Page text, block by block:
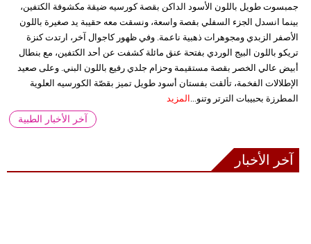
جمبسوت طويل باللون الأسود الداكن بقصة كورسيه ضيقة مكشوفة الكتفين،
بينما انسدل الجزء السفلي بقصة واسعة، ونسقت معه حقيبة يد صغيرة باللون
الأصفر الزبدي ومجوهرات ذهبية ناعمة. وفي ظهور كاجوال آخر، ارتدت كنزة
تريكو باللون البيج الوردي بفتحة عنق مائلة كشفت عن أحد الكتفين، مع بنطال
أبيض عالي الخصر بقصة مستقيمة وحزام جلدي رفيع باللون البني. وعلى صعيد
الإطلالات الفخمة، تألقت بفستان أسود طويل تميز بقصّة الكورسيه العلوية
المطرزة بحبيبات الترتر وتنو... المزيد
آخر الأخبار الطبية
آخر الأخبار